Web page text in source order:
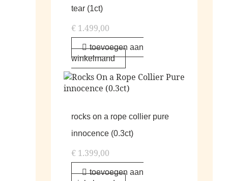
tear (1ct)
€ 1.499,00
toevoegen aan
winkelmand
rocks on a rope collier pure
innocence (0.3ct)
€ 1.399,00
toevoegen aan